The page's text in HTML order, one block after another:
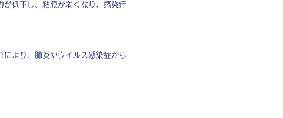
が低下し、粘膜が弱くなり、感染症
より、肺炎やウイルス感染症から